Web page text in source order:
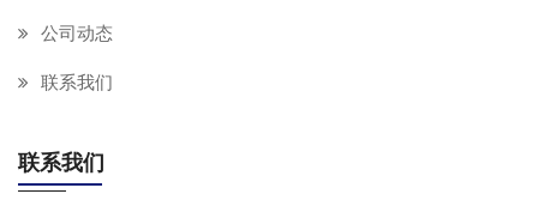
公司动态
联系我们
联系我们